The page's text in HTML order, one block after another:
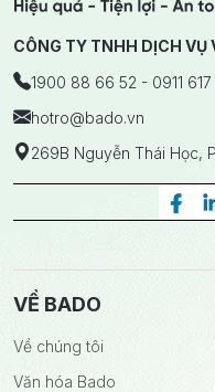
CÔNG TY TNHH DỊCH VỤ
1900 88 66 52 - 0911
hotro@bado.vn
269B Nguyễn Thái Học,
VỀ BADO
Về chúng tôi
Văn hóa Bado